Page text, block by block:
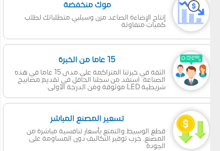
موك منخفضة
إنتاج الإضاءة الصاعد مرن وسيلبي متطلباتك لطلب
كميات متفاوتة
15 عاما من الخبرة
الثقة في خبرتنا المتراكمة على مدى 15 عاما في هذه
الصناعة. استفد من سجلنا الحافل في تقديم مصابيح
شريطية LED موثوقة ومن الدرجة الأولى
تسعير المصنع المباشر
قطع الوسيط والتمتع بأسعار تنافسية مباشرة من
المصنع. جرب توفير التكاليف دون المساومة على
الجودة.